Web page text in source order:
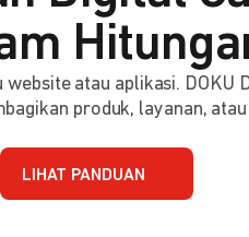
atau aplikasi. DOKU
produk, layanan,
LIHAT PANDUAN